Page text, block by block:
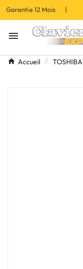
12 Mois |

Accueil TOSHIBA